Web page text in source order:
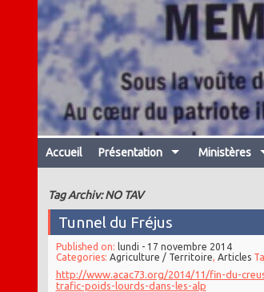
Accueil Présentation Ministères
Tag Archiv: NO TAV
Tunnel du Fréjus
Published on: lundi - 17 novembre 2014
Categories: Agriculture / Territoire Articles
http://www.acac73.org/2014/11/fin-du-
trafic-poids-lourds-dans-les-alp